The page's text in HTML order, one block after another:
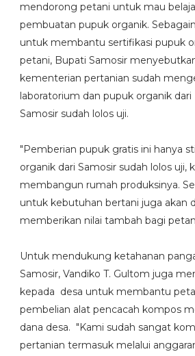
mendorong petani untuk mau
pembuatan pupuk organik.
untuk membantu sertifikasi pupuk
petani, Bupati Samosir
kementerian pertanian sudah
laboratorium dan pupuk organik dari
Samosir sudah lolos uji.
"Pemberian pupuk gratis ini hanya
organik dari Samosir sudah lolos uji,
membangun rumah produksinya.
untuk kebutuhan bertani juga akan
memberikan nilai tambah bagi
Untuk mendukung ketahanan
Samosir, Vandiko T. Gultom juga
kepada desa untuk membantu
pembelian alat pencacah kompos
dana desa. "Kami sudah sangat
pertanian termasuk melalui